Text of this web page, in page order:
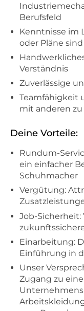
Berufsfeld
Kenntnisse im
oder Pläne
Verständnis
Zuverlässige
Teamfähigkeit
mit anderen zu
Deine Vorteile:
Rundum-
ein einfacher
Schuhmacher
Vergütung:
Job-
Einarbeitung:
Einführung in
Unser
Zugang zu